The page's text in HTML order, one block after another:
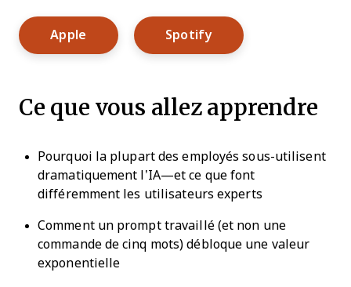
Apple Opens New Window
SpotifyOpens New Window
Ce que vous allez apprendre
Pourquoi la plupart des employés sous-utilisent
dramatiquement l’IA—et ce que font
différemment les utilisateurs experts
Comment un prompt travaillé (et non une
commande de cinq mots) débloque une valeur
exponentielle